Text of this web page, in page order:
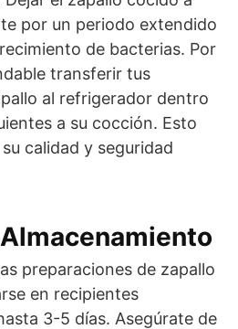
por un periodo extendido
de bacterias. Por
transferir tus
al refrigerador dentro
a su cocción. Esto
calidad y seguridad
preparaciones de zapallo
en recipientes
3-5 días. Asegúrate de